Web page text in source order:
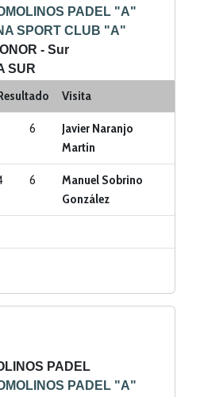
PADEL "A"
SPORT CLUB "A"
- Sur
SUR
Visita
6
Javier Naranjo
Martín
6
Manuel Sobrino
González
PADEL
PADEL "A"